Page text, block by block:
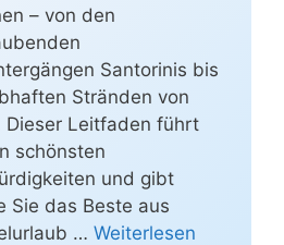
– von den
Santorinis bis
Stränden von
Dieser Leitfaden führt
schönsten
und gibt
Sie das Beste aus
… Weiterlesen